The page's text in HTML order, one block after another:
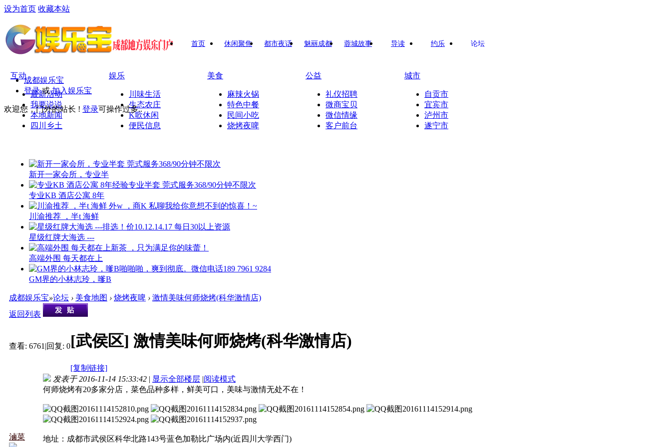
设为首页 收藏本站
成都娱乐宝
登录 或 加入娱乐宝
欢迎您，门外的站长 ! 登录可操作过多..
首页 休闲聚焦 都市夜话 魅丽成都 蓉城故事 导读 约乐 论坛
互动
最新活动
我要说说
本地新闻
四川乡土
娱乐
川味生活
生态农庄
K歌休闲
便民信息
美食
麻辣火锅
特色中餐
民间小吃
烧烤夜啤
公益
礼仪招聘
微商宝贝
微信情缘
客户前台
城市
自贡市
宜宾市
泸州市
遂宁市
新开一家会所，专业半
专业KB 酒店公寓 8年
川渝推荐 ，半t 海鲜
星级红牌大海选 ---
高端外围 每天都在上
GM界的小林志玲，嗲B
成都娱乐宝»论坛 › 美食地图 › 烧烤夜啤 › 激情美味何师烧烤(科华激情店)
返回列表
查看: 6761 |回复: 0[武侯区] 激情美味何师烧烤(科华激情店)
[复制链接]
滷菜
发表于 2016-11-14 15:33:42 | 显示全部楼层 |阅读模式
何师烧烤有20多家分店，菜色品种多样，鲜美可口，美味与激情无处不在！
地址：成都市武侯区科华北路143号蓝色加勒比广场内(近四川大学西门)